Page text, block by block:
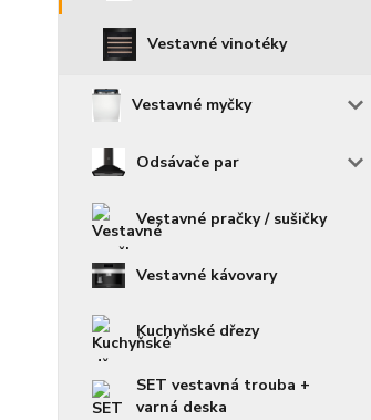
Vestavné vinotéky
Vestavné myčky
Odsávače par
Vestavné pračky / sušičky
Vestavné kávovary
Kuchyňské dřezy
SET vestavná trouba +
varná deska